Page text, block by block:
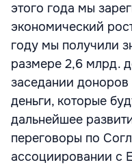
этого года мы
экономический
году мы получили
размере 2,6 млрд.
заседании
деньги, которые
дальнейшее
переговоры по
ассоциировании с